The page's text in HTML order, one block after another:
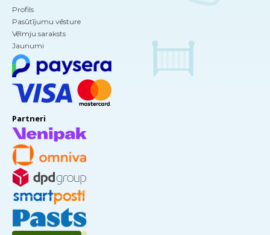
Profils
Pasūtījumu vēsture
Vēlmju saraksts
Jaunumi
Partneri